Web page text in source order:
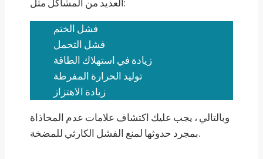
العديد من المشاكل مثل:
فشل الختم
فشل التحمل
زيادة في استهلاك الطاقة
توليد الحرارة المفرطة
زيادة الاهتزاز
وبالتالي ، يجب عليك اكتشاف علامات عدم المحاذاة
بمجرد حدوثها لمنع الفشل الكارثي للمضخة.